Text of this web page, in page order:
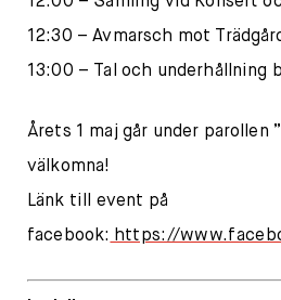
12:30 – Avmarsch mot
13:00 – Tal och underhållning
Årets 1 maj går under parollen
välkomna!
Länk till event på
facebook: https://